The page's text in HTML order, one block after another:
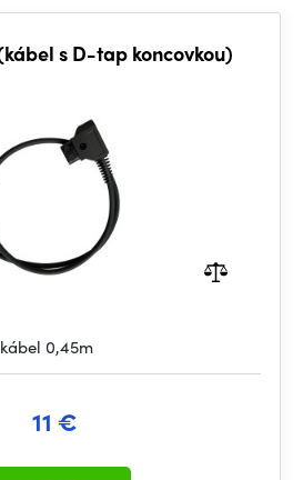
s D-tap koncovkou)
0,45m
11 €